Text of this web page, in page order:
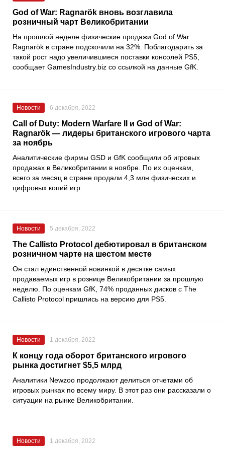
God of War: Ragnarök вновь возглавила
розничный чарт Великобритании
На прошлой неделе физические продажи God of War:
Ragnarök в стране подскочили на 32%. Поблагодарить за
такой рост надо увеличившиеся поставки консолей PS5
сообщаетGamesIndustry.biz со ссылкой на данные GfK
Новости 6 декабря, 2022
Call of Duty: Modern Warfare II и God of War:
Ragnarök — лидеры британского игрового чарта
за ноябрь
Аналитические фирмы GSD и GfK сообщили об игровых
продажах в Великобритании в ноябре. По их оценкам,
всего за месяц в стране продали 4,3 млн физических и
цифровых копий игр.
Новости 5 декабря, 2022
The Callisto Protocol дебютировал в британском
розничном чарте на шестом месте
Он стал единственной новинкой в десятке самых
продаваемых игр в рознице Великобритании за прошлую
неделю. По оценкам GfK , 74% проданных дисков с The
Callisto Protocol пришлись на версию для PS5
Новости 1 декабря, 2022
К концу года оборот британского игрового
рынка достигнет $5,5 млрд
Аналитики Newzoo продолжают делиться отчетами об
игровых рынках по всему миру. В этот раз они рассказали о
ситуации на рынке Великобритании.
Новости 1 декабря, 2022